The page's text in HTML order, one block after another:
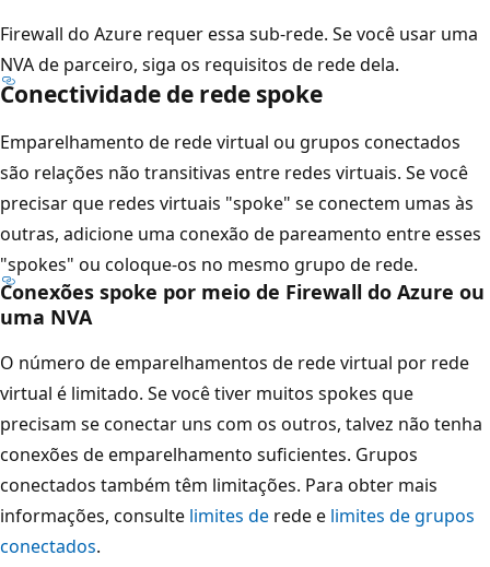
p
a
r
t
u
p
e
r
o
r
,
F
i
r
e
Firewall do Azure requer essa sub-rede. Se você usar uma
NVA de parceiro, siga os requisitos de rede dela.
Conectividade de rede spoke
Emparelhamento de rede virtual ou grupos conectados
são relações não transitivas entre redes virtuais. Se você
precisar que redes virtuais "spoke" se conectem umas às
outras, adicione uma conexão de pareamento entre esses
"spokes" ou coloque-os no mesmo grupo de rede.
Conexões spoke por meio de Firewall do Azure ou
uma NVA
O número de emparelhamentos de rede virtual por rede
virtual é limitado. Se você tiver muitos spokes que
precisam se conectar uns com os outros, talvez não tenha
conexões de emparelhamento suficientes. Grupos
conectados também têm limitações. Para obter mais
informações, consulte limites de rede e limites de grupos
conectados.